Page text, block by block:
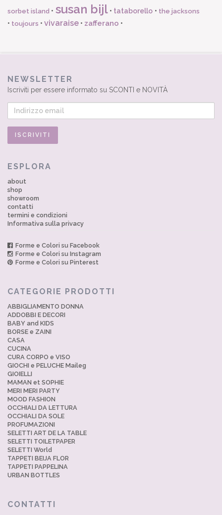
sorbet island • susan bijl• tataborello • the jacksons
• toujours • vivaraise • zafferano •
NEWSLETTER
Iscriviti per essere informato su SCONTI e NOVITÀ
ESPLORA
about
shop
showroom
contatti
termini e condizioni
Informativa sulla privacy
Forme e Colori su Facebook
Forme e Colori su Instagram
Forme e Colori su Pinterest
CATEGORIE PRODOTTI
ABBIGLIAMENTO DONNA
ADDOBBI E DECORI
BABY and KIDS
BORSE e ZAINI
CASA
CUCINA
CURA CORPO e VISO
GIOCHI e PELUCHE Maileg
GIOIELLI
MAMAN et SOPHIE
MERI MERI PARTY
MOOD FASHION
OCCHIALI DA LETTURA
OCCHIALI DA SOLE
PROFUMAZIONI
SELETTI ART DE LA TABLE
SELETTI TOILETPAPER
SELETTI World
TAPPETI BEIJA FLOR
TAPPETI PAPPELINA
URBAN BOTTLES
CONTATTI